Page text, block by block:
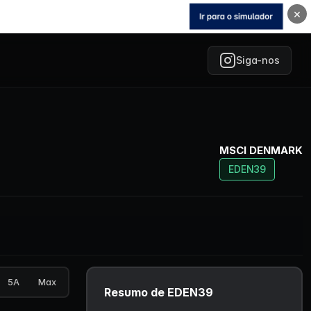
×
Siga-nos
MSCI DENMARK
EDEN39
5A Max
Resumo de EDEN39